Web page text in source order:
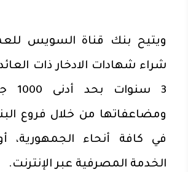
ويتيح بنك قناة السويس
شراء شهادات الادخار ذات
3
ومضاعفاتها من خلال فروع
في كافة أنحاء
الخدمة المصرفية عبر الإنترنت.